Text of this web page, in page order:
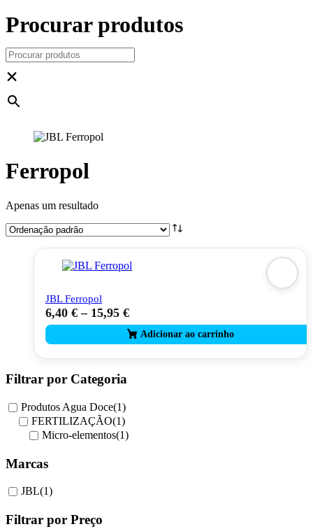
Procurar produtos
×
Ferropol
Apenas um resultado
JBL Ferropol
6,40 € – 15,95 €
This
product
has
multiple
The
options
may
be
chosen
on
product
Filtrar por Categoria
Produtos Agua Doce(1)
FERTILIZAÇÃO(1)
Micro-elementos(1)
Marcas
JBL(1)
Filtrar por Preço